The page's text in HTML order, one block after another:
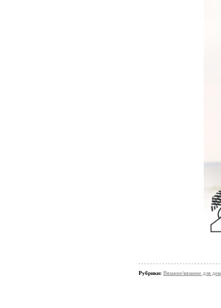
Рубрики: Вязание/вязание для